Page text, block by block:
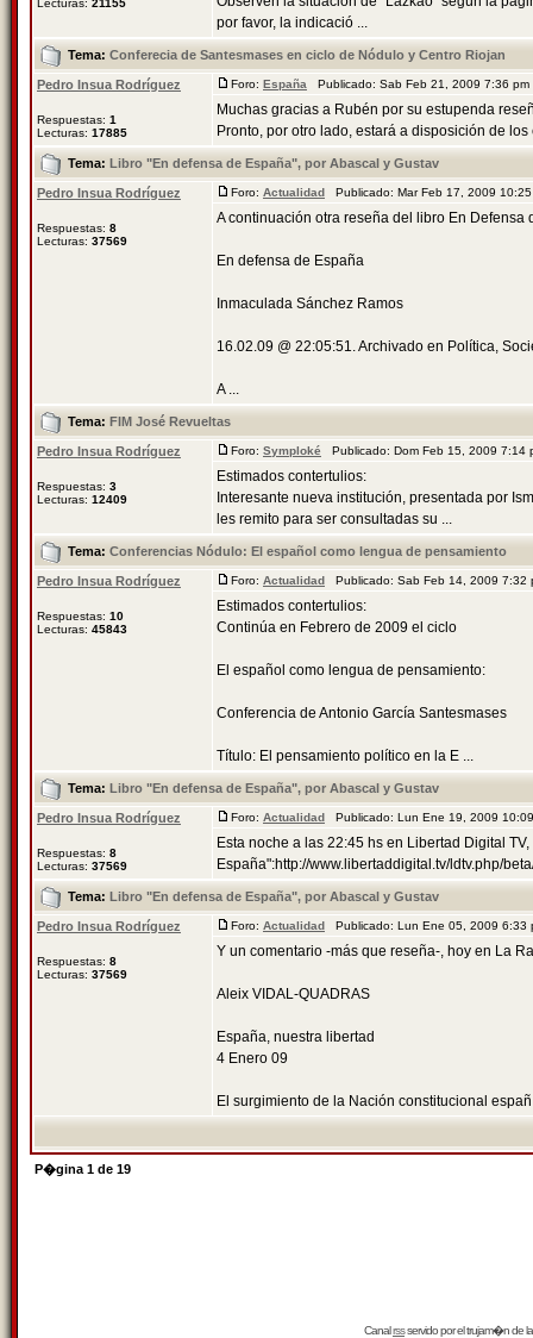
Lecturas: 21155
por favor, la indicació ...
Tema: Conferecia de Santesmases en ciclo de Nódulo y Centro Riojan
Pedro Insua Rodríguez
Respuestas: 1
Lecturas: 17885
Foro: España Publicado: Sab Feb 21, 2009 7:36
Muchas gracias a Rubén por su estupenda
Pronto, por otro lado, estará a disposición de
Tema: Libro "En defensa de España", por Abascal y Gustav
Pedro Insua Rodríguez
Respuestas: 8
Lecturas: 37569
Foro: Actualidad Publicado: Mar Feb 17, 2009
A continuación otra reseña del libro En Defensa
En defensa de España
Inmaculada Sánchez Ramos
16.02.09 @ 22:05:51. Archivado en Política,
A ...
Tema: FIM José Revueltas
Pedro Insua Rodríguez
Respuestas: 3
Lecturas: 12409
Foro: Symploké Publicado: Dom Feb 15, 2009
Estimados contertulios:
Interesante nueva institución, presentada por
les remito para ser consultadas su ...
Tema: Conferencias Nódulo: El español como lengua de pensamiento
Pedro Insua Rodríguez
Respuestas: 10
Lecturas: 45843
Foro: Actualidad Publicado: Sab Feb 14, 2009
Estimados contertulios:
Continúa en Febrero de 2009 el ciclo
El español como lengua de pensamiento:
Conferencia de Antonio García Santesmases
Título: El pensamiento político en la E ...
Tema: Libro "En defensa de España", por Abascal y Gustav
Pedro Insua Rodríguez
Respuestas: 8
Lecturas: 37569
Foro: Actualidad Publicado: Lun Ene 19, 2009
Esta noche a las 22:45 hs en Libertad Digital
España":http://www.libertaddigital.tv/ldtv.php/
Tema: Libro "En defensa de España", por Abascal y Gustav
Pedro Insua Rodríguez
Respuestas: 8
Lecturas: 37569
Foro: Actualidad Publicado: Lun Ene 05, 2009
Y un comentario -más que reseña-, hoy en La
Aleix VIDAL-QUADRAS
España, nuestra libertad
4 Enero 09
El surgimiento de la Nación constitucional españ
P�gina 1 de 19
Canalrssservido por eltrujam�nde